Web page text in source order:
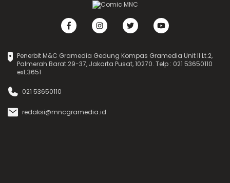
Penerbit M&C Gramedia Gedung Kompas Gramedia Unit II Lt.2,
Palmerah Barat 29-37, Jakarta Pusat, 10270. Telp : 021 53650110
ext.3651
021 53650110
redaksi@mncgramedia.id